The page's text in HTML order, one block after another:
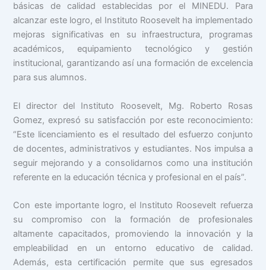
básicas de calidad establecidas por el MINEDU. Para
alcanzar este logro, el Instituto Roosevelt ha implementado
mejoras significativas en su infraestructura, programas
académicos, equipamiento tecnológico y gestión
institucional, garantizando así una formación de excelencia
para sus alumnos.
El director del Instituto Roosevelt, Mg. Roberto Rosas
Gomez, expresó su satisfacción por este reconocimiento:
“Este licenciamiento es el resultado del esfuerzo conjunto
de docentes, administrativos y estudiantes. Nos impulsa a
seguir mejorando y a consolidarnos como una institución
referente en la educación técnica y profesional en el país”.
Con este importante logro, el Instituto Roosevelt refuerza
su compromiso con la formación de profesionales
altamente capacitados, promoviendo la innovación y la
empleabilidad en un entorno educativo de calidad.
Además, esta certificación permite que sus egresados